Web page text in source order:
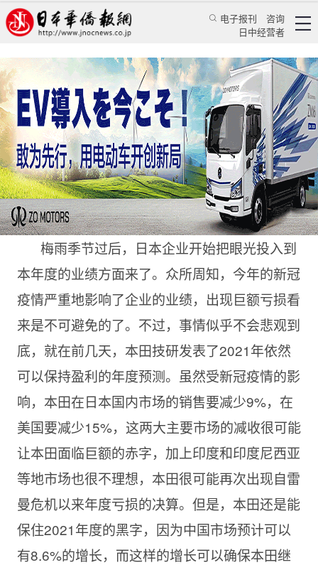
电子报刊
咨询
日中经营者
本田等日本企业会撤离中国吗？
黄亚南 专栏 中日指南针★黄亚南
日本新华侨报 2020/9/1 14:26:06
梅雨季节过后，日本企业开始把眼光投入到
本年度的业绩方面来了。众所周知，今年的新冠
疫情严重地影响了企业的业绩，出现巨额亏损看
来是不可避免的了。不过，事情似乎不会悲观到
底，就在前几天，本田技研发表了2021年依然
可以保持盈利的年度预测。虽然受新冠疫情的影
响，本田在日本国内市场的销售要减少9%，在
美国要减少15%，这两大主要市场的减收很可能
让本田面临巨额的赤字，加上印度和印度尼西亚
等地市场也很不理想，本田很可能再次出现自雷
曼危机以来年度亏损的决算。但是，本田还是能
保住2021年度的黑字，因为中国市场预计可以
有8.6%的增长，而这样的增长可以确保本田继